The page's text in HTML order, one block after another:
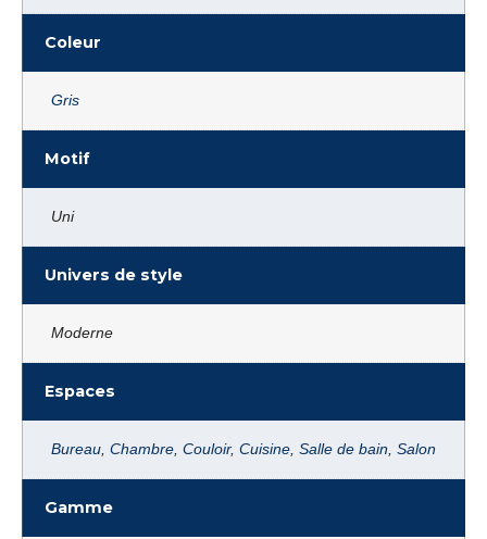
Coleur
Gris
Motif
Uni
Univers de style
Moderne
Espaces
Bureau Chambre Couloir, Cuisine Salle de bain Salon
Gamme